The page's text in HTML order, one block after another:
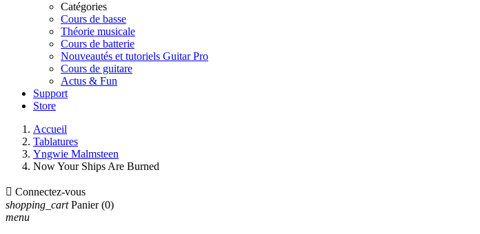
Catégories
Cours de basse
Théorie musicale
Cours de batterie
Nouveautés et tutoriels Guitar Pro
Cours de guitare
Actus & Fun
Support
Store
Accueil
Tablatures
Yngwie Malmsteen
Now Your Ships Are Burned
 Connectez-vous
shopping_cart Panier (0)
menu